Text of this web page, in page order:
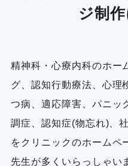
ジ制
精神科・心療内科のホー
グ、認知行動療法、心理
つ病、適応障害、パニッ
調症、認知症(物忘れ)、
をクリニックのホームペ
先生が多くいらっしゃい